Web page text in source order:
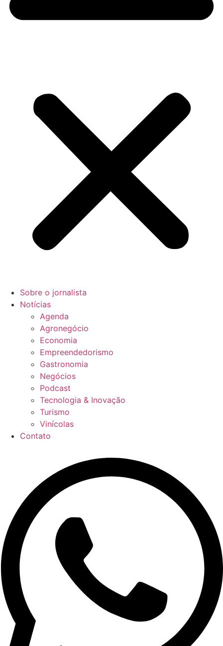
Sobre o jornalista
Notícias
Agenda
Agronegócio
Economia
Empreendedorismo
Gastronomia
Negócios
Podcast
Tecnologia & Inovação
Turismo
Vinícolas
Contato